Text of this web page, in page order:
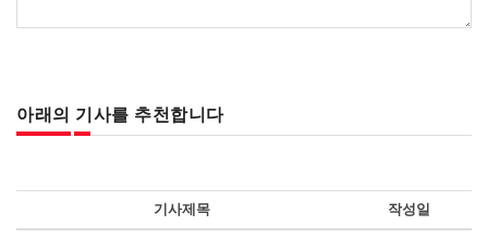
아래의 기사를 추천합니다
기사제목 작성일